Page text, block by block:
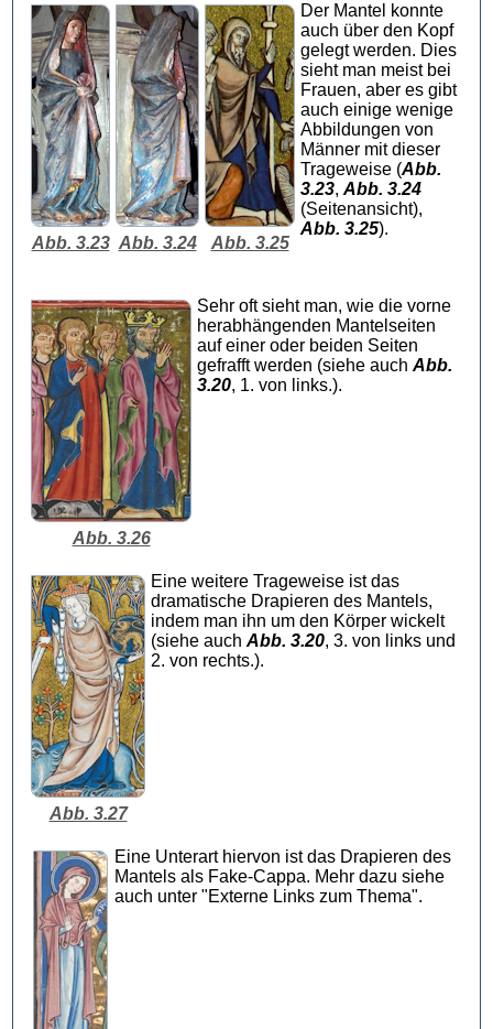
Abb. 3.23 Abb. 3.24 Abb. 3.25
Der Mantel konnte
auch über den Kopf
gelegt werden. Dies
sieht man meist bei
Frauen, aber es gibt
auch einige wenige
Abbildungen von
Männer mit dieser
Trageweise (Abb.
3.23, Abb. 3.24
(Seitenansicht),
Abb. 3.25).
Abb. 3.26
Sehr oft sieht man, wie die vorne
herabhängenden Mantelseiten
auf einer oder beiden Seiten
gefrafft werden (siehe auch Abb.
3.20, 1. von links.).
Abb. 3.27
Eine weitere Trageweise ist das
dramatische Drapieren des Mantels,
indem man ihn um den Körper wickelt
(siehe auch Abb. 3.20, 3. von links und
2. von rechts.).
Eine Unterart hiervon ist das Drapieren des
Mantels als Fake-Cappa. Mehr dazu siehe
auch unter "Externe Links zum Thema".